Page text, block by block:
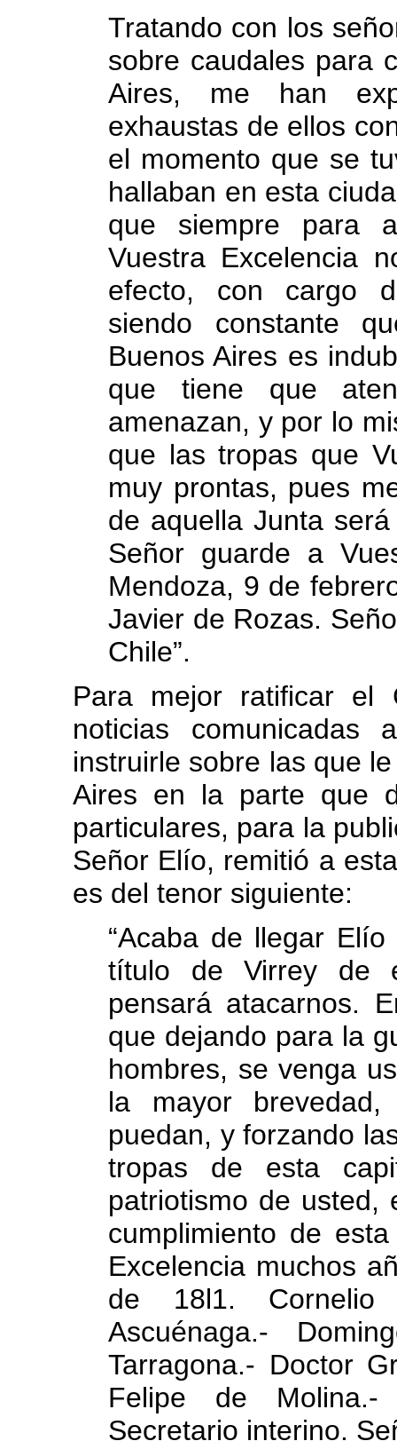
Tratando con los
sobre caudales para
Aires, me han
exhaustas de ellos
el momento que se
hallaban en esta
que siempre para
Vuestra Excelencia
efecto, con cargo
siendo constante
Buenos Aires es
que tiene que
amenazan, y por lo
que las tropas que
muy prontas, pues
de aquella Junta
Señor guarde a
Mendoza, 9 de
Javier de Rozas.
Chile”.
Para mejor ratificar el
noticias
instruirle sobre las que
Aires en la parte que
particulares, para la
Señor Elío, remitió a
es del tenor siguiente:
“Acaba de llegar
título de Virrey de
pensará atacarnos.
que dejando para la
hombres, se venga
la mayor
puedan, y forzando
tropas de esta
patriotismo de usted,
cumplimiento de
Excelencia muchos
de 18l1.
Ascuénaga.-
Tarragona.- Doctor
Felipe de
Secretario interino.